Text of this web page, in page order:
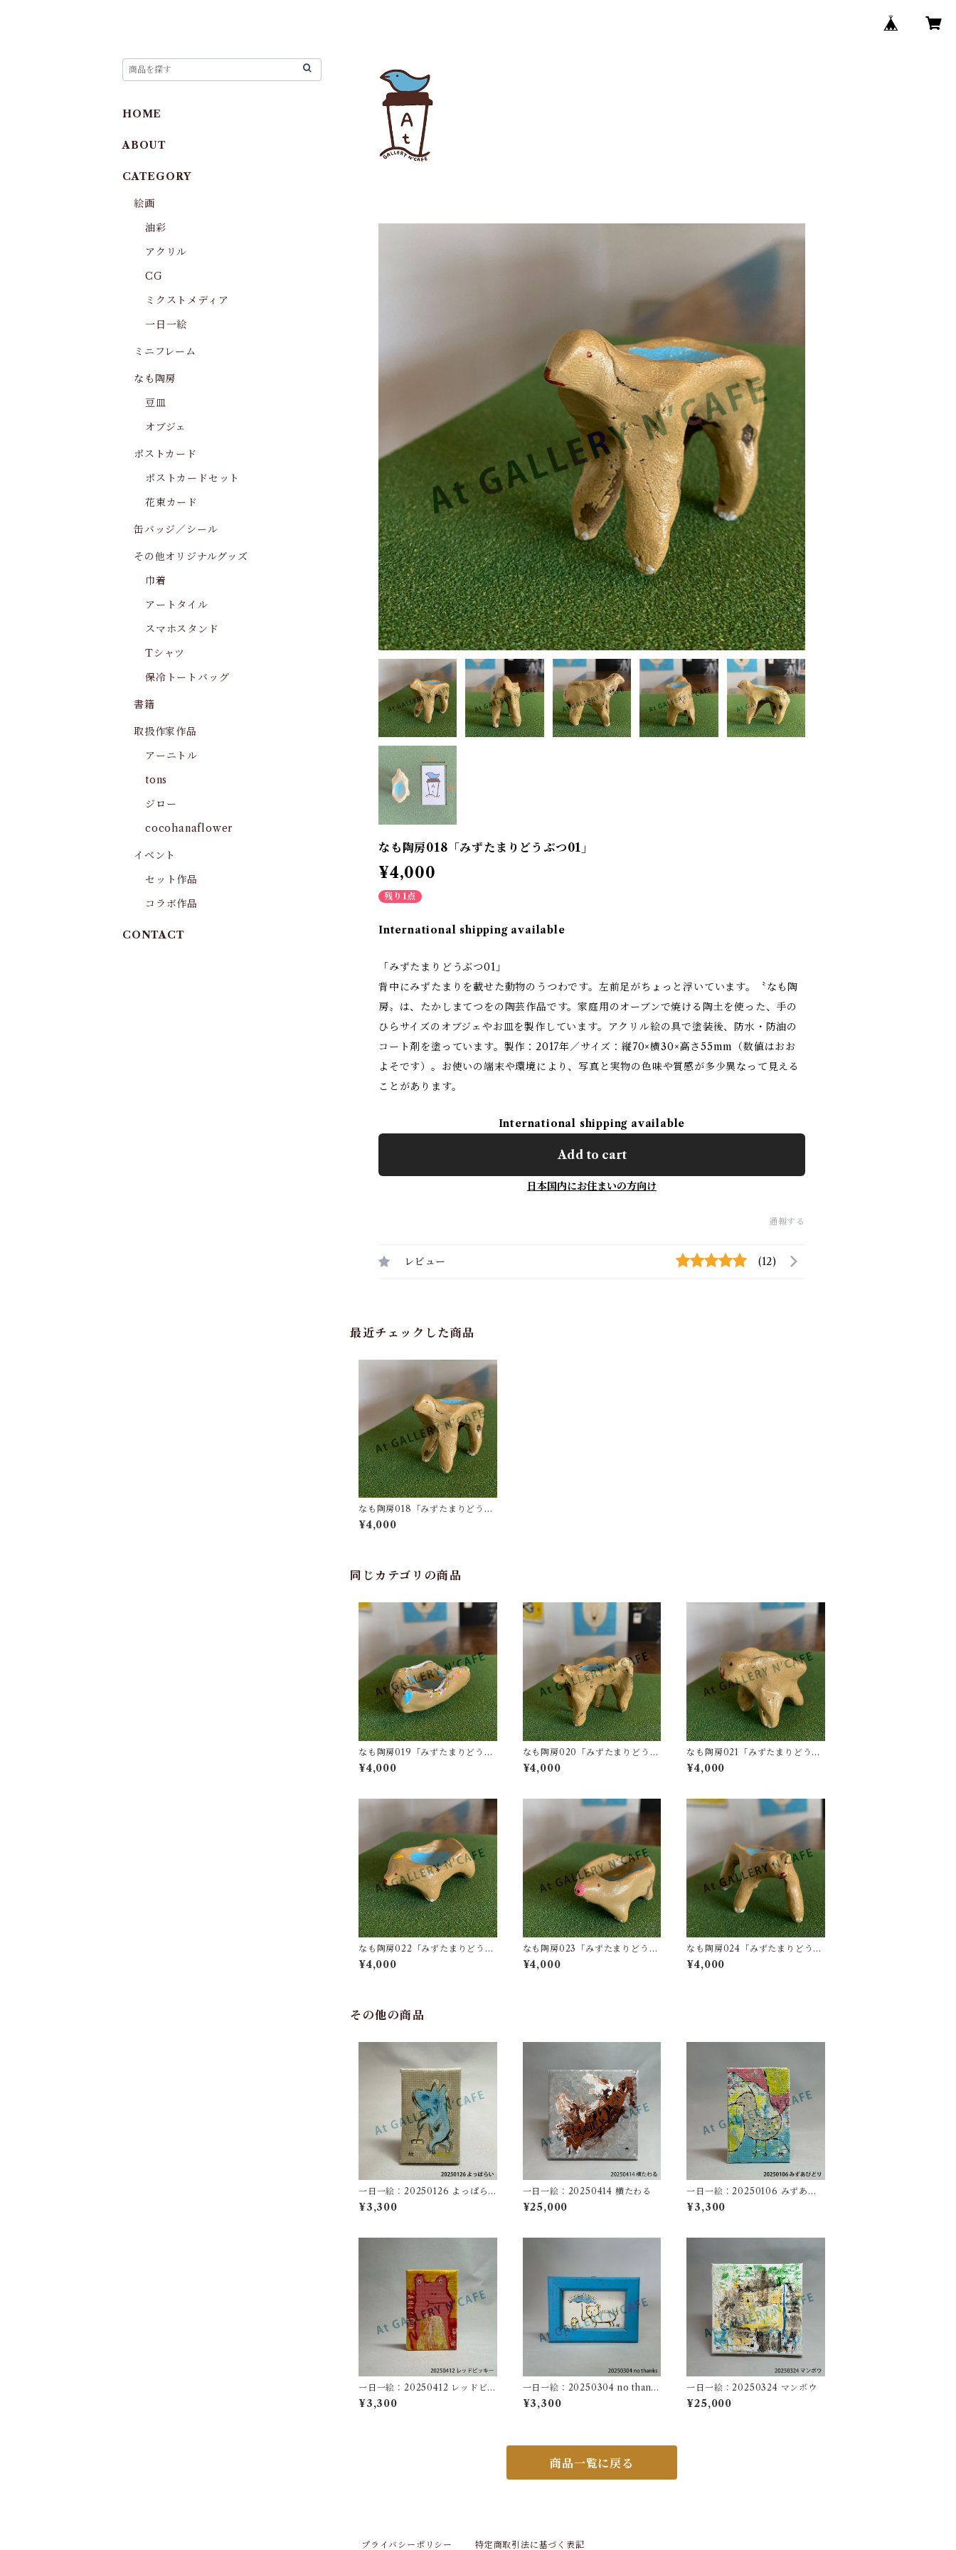
なも陶房018「みずたまりどうぶつ01」
¥4,000
残り1点
International shipping available
「みずたまりどうぶつ01」
背中にみずたまりを載せた動物のうつわです。左前足がちょっと浮いています。〝なも陶
房〟は、たかしまてつをの陶芸作品です。家庭用のオーブンで焼ける陶土を使った、手の
ひらサイズのオブジェやお皿を製作しています。アクリル絵の具で塗装後、防水・防油の
コート剤を塗っています。製作：2017年／サイズ：縦70×横30×高さ55mm（数値はおお
よそです）。お使いの端末や環境により、写真と実物の色味や質感が多少異なって見える
ことがあります。
International shipping available
Add to cart
日本国内にお住まいの方向け
通報する
レビュー (12)
最近チェックした商品
なも陶房018「みずたまりどうぶ
つ01」
¥4,000
同じカテゴリの商品
なも陶房019「みずたまりどうぶ
つ02」
¥4,000
なも陶房020「みずたまりどうぶ
つ03」
¥4,000
なも陶房021「みずたまりどうぶ
つ04」
¥4,000
なも陶房022「みずたまりどうぶ
つ05」
¥4,000
なも陶房023「みずたまりどうぶ
つ06」
¥4,000
なも陶房024「みずたまりどうぶ
つ07」
¥4,000
その他の商品
一日一絵：20250126 よっぱら
い
¥3,300
一日一絵：20250414 横たわる
¥25,000
一日一絵：20250106 みずあび
どり
¥3,300
一日一絵：20250412 レッドビッ
キー
¥3,300
一日一絵：20250304 no thank
s
¥3,300
一日一絵：20250324 マンボウ
¥25,000
商品一覧に戻る
HOME
ABOUT
CATEGORY
絵画
油彩
アクリル
CG
ミクストメディア
一日一絵
ミニフレーム
なも陶房
豆皿
オブジェ
ポストカード
ポストカードセット
花束カード
缶バッジ／シール
その他オリジナルグッズ
巾着
アートタイル
スマホスタンド
Tシャツ
保冷トートバッグ
書籍
取扱作家作品
アーニトル
tons
ジロー
cocohanaflower
イベント
セット作品
コラボ作品
CONTACT
プライバシーポリシー 特定商取引法に基づく表記